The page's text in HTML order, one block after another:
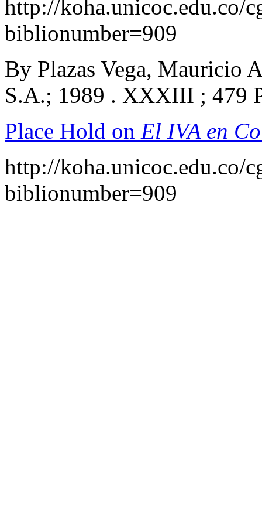
http://koha.unicoc.edu.co/
biblionumber=909
By Plazas Vega, Mauricio
S.A.; 1989 . XXXIII ; 479
Place Hold on El IVA en
http://koha.unicoc.edu.co/
biblionumber=909